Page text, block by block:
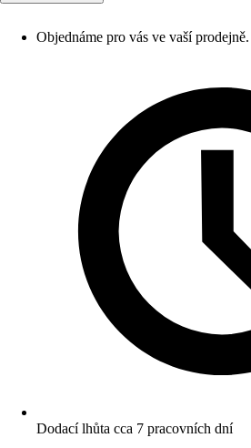
Objednáme pro vás ve vaší prodejně.
Dodací lhůta cca 7 pracovních dní